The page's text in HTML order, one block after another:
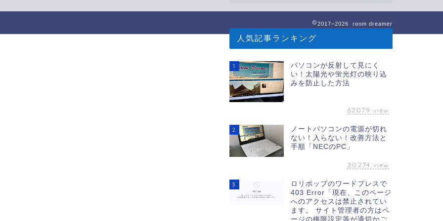
人気記事ランキング
1
パソコンが反射して見にく
い！太陽光や蛍光灯の映り込
みを防止した方法
62079 view
2
ノートパソコンの電源が切れ
ない！入らない！改善方法と
手順「NECのPC」
20274 view
3
ロリポップのワードプレスで
403 Error「現在、このページ
へのアクセスは禁止されてい
ます。 サイト管理者の方はペ
ージの権限設定等が適切かご
2017–2026 room dreamer